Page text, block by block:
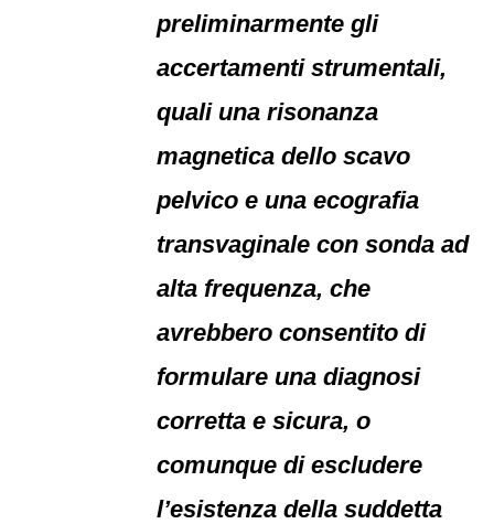
preliminarmente gli
accertamenti strumentali,
quali una risonanza
magnetica dello scavo
pelvico e una ecografia
transvaginale con sonda ad
alta frequenza, che
avrebbero consentito di
formulare una diagnosi
corretta e sicura, o
comunque di escludere
l’esistenza della suddetta